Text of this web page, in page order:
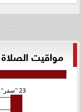
مواقيت الصلاة
23
صفر